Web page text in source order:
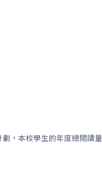
，本校學生的年度總閱讀